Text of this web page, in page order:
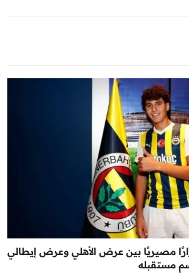
مصيريًا بين عرض الأهلي وعرض إيطالي